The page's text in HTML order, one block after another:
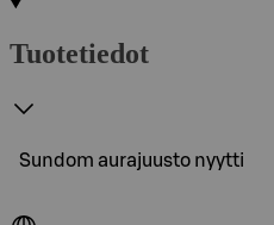
Tuotetiedot
Sundom aurajuusto nyytti